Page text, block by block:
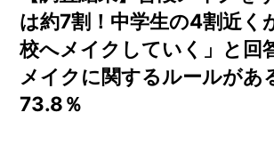
は約7割！中学生の4割近く
校へメイクしていく」と回
メイクに関するルールがあ
73.8％